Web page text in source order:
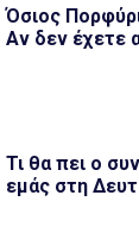
Όσιος
Αν δεν έχετε
Τι θα πει ο
εμάς στη